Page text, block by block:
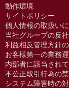
動作環境
サイトポリシー
個人情報の取扱い
当社グループの反
利益相反管理方針
お客様第一の業務
内部者に該当され
不公正取引行為の
システム障害時の